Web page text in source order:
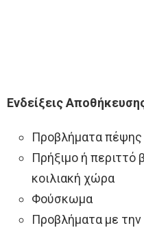
Ενδείξεις
Προβλήματα πέψης
Πρήξιμο ή
κοιλιακή χώρα
Φούσκωμα
Προβλήματα με την